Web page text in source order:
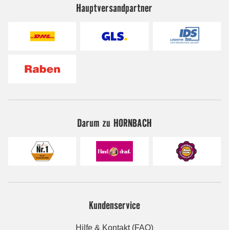
Hauptversandpartner
Darum zu HORNBACH
Kundenservice
Hilfe & Kontakt (FAQ)